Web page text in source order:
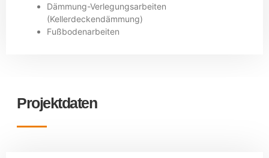
Dämmung-Verlegungsarbeiten
(Kellerdeckendämmung)
Fußbodenarbeiten
Projektdaten